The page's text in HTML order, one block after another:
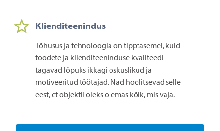
Klienditeenindus
Tõhusus ja tehnoloogia on tipptasemel, kuid
toodete ja klienditeeninduse kvaliteedi
tagavad lõpuks ikkagi oskuslikud ja
motiveeritud töötajad. Nad hoolitsevad selle
eest, et objektil oleks olemas kõik, mis vaja.